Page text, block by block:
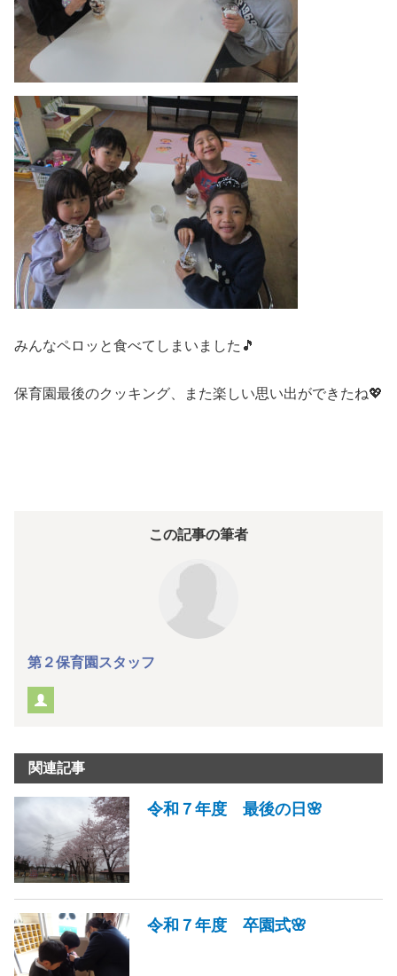
みんなペロッと食べてしまいました🎵
保育園最後のクッキング、また楽しい思い出ができたね💖
この記事の筆者
第２保育園スタッフ
関連記事
令和７年度 最後の日🌸
令和７年度 卒園式🌸